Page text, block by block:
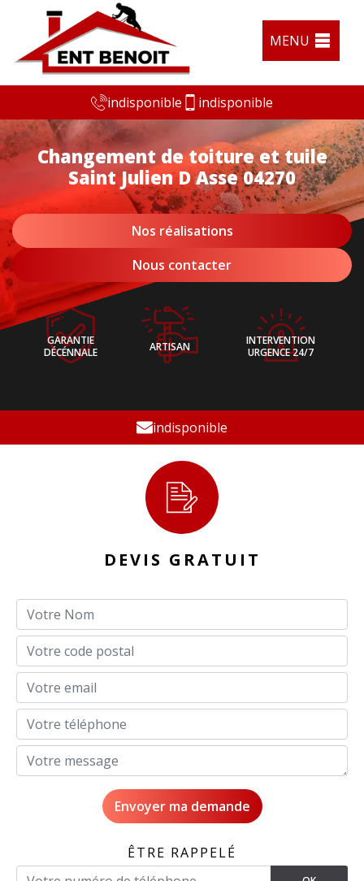
MENU
indisponible indisponible
Changement de toiture et tuile
Saint Julien D Asse 04270
Nos réalisations
Nous contacter
GARANTIE
DÉCÉNNALE
ARTISAN
INTERVENTION
URGENCE 24/7
indisponible
DEVIS GRATUIT
ÊTRE RAPPELÉ